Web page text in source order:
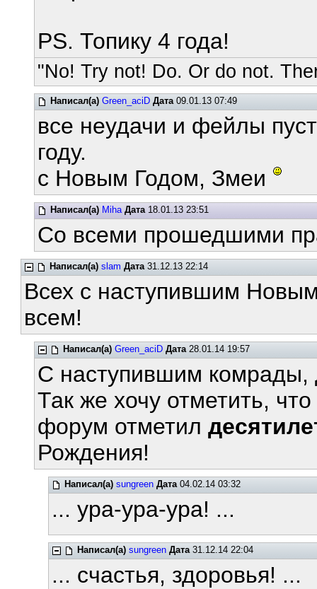
PS. Топику 4 года!
"No! Try not! Do. Or do not.
Написал(а) Green_aciD Дата09.01.13 07:49
все неудачи и фейлы
году.
с Новым Годом, Змеи
Написал(а) Miha Дата18.01.13 23:51
Со всеми прошедшими
Написал(а) slam Дата31.12.13 22:14
Всех с наступившим
всем!
Написал(а) Green_aciD Дата28.01.14 19:57
С наступившим
Так же хочу отметить,
форум отметил
Рождения!
Написал(а) sungreen Дата04.02.14 03:32
... ура-ура-ура! ...
Написал(а) sungreen Дата31.12.14 22:04
... счастья, здоровья! ...